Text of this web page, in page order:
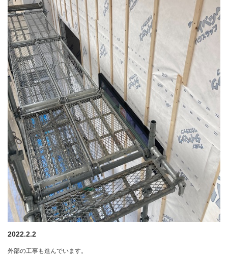
2022.2.2
外部の工事も進んでいます。